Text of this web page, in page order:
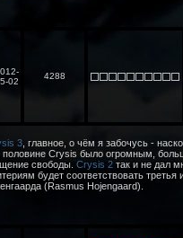
02
4288
3 , главное, о чём я забочусь -
Crysis было огромным,
свободы. Crysis 2 так и не дал
будет соответствовать третья
(Rasmus Hojengaard).